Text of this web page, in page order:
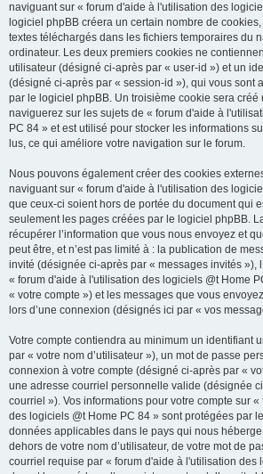
naviguant sur « forum d'aide à l'utilisation des
logiciel phpBB créera un certain nombre de
textes téléchargés dans les fichiers temporaires du
ordinateur. Les deux premiers cookies ne
utilisateur (désigné ci-après par « user-id ») et un
(désigné ci-après par « session-id »), qui vous sont
par le logiciel phpBB. Un troisième cookie sera créé
naviguerez sur les sujets de « forum d'aide à
PC 84 » et est utilisé pour stocker les informations
lus, ce qui améliore votre navigation sur le forum.
Nous pouvons également créer des cookies
naviguant sur « forum d'aide à l'utilisation des
que ceux-ci soient hors de portée du document qui
seulement les pages créées par le logiciel phpBB.
récupérer l’information que vous nous envoyez et
peut être, et n’est pas limité à : la publication de
invité (désignée ci-après par « messages invités »),
« forum d'aide à l'utilisation des logiciels @t Home
« votre compte ») et les messages que vous
lors d’une connexion (désignés ici par « vos
Votre compte contiendra au minimum un identifiant
par « votre nom d’utilisateur »), un mot de passe
connexion à votre compte (désigné ci-après par «
une adresse courriel personnelle valide (désignée
courriel »). Vos informations pour votre compte sur
des logiciels @t Home PC 84 » sont protégées par
données applicables dans le pays qui nous
dehors de votre nom d’utilisateur, de votre mot de
courriel requise par « forum d'aide à l'utilisation des